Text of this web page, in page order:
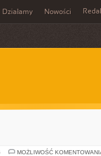
Działamy Nowości
MOŻLIWOŚĆ